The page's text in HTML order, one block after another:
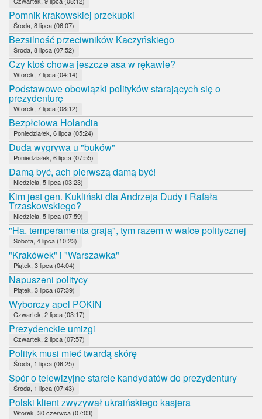
Pomnik krakowskiej przekupki
Środa, 8 lipca (06:07)
Bezsilność przeciwników Kaczyńskiego
Środa, 8 lipca (07:52)
Czy ktoś chowa jeszcze asa w rękawie?
Wtorek, 7 lipca (04:14)
Podstawowe obowiązki polityków starających się o
prezydenturę
Wtorek, 7 lipca (08:12)
Bezpłciowa Holandia
Poniedziałek, 6 lipca (05:24)
Duda wygrywa u "buków"
Poniedziałek, 6 lipca (07:55)
Damą być, ach pierwszą damą być!
Niedziela, 5 lipca (03:23)
Kim jest gen. Kukliński dla Andrzeja Dudy i Rafała
Trzaskowskiego?
Niedziela, 5 lipca (07:59)
"Ha, temperamenta grają", tym razem w walce politycznej
Sobota, 4 lipca (10:23)
"Krakówek" i "Warszawka"
Piątek, 3 lipca (04:04)
Napuszeni politycy
Piątek, 3 lipca (07:39)
Wyborczy apel POKiN
Czwartek, 2 lipca (03:17)
Prezydenckie umizgi
Czwartek, 2 lipca (07:57)
Polityk musi mieć twardą skórę
Środa, 1 lipca (06:25)
Spór o telewizyjne starcie kandydatów do prezydentury
Środa, 1 lipca (07:43)
Polski klient zwyzywał ukraińskiego kasjera
Wtorek, 30 czerwca (07:03)